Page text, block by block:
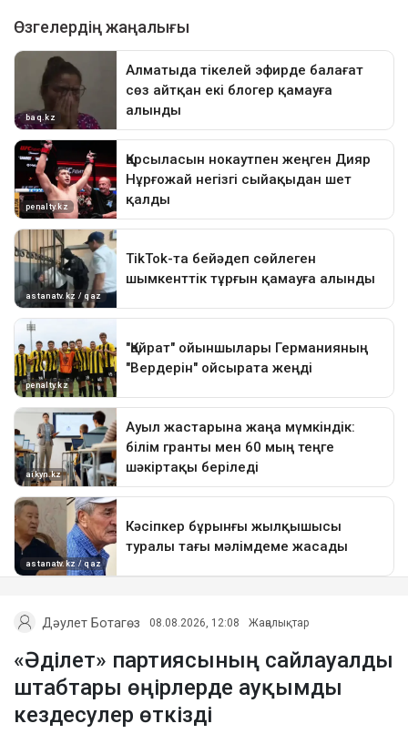
Дәулет Ботагөз 08.08.2026, 12:08 Жаңалықтар
«Әділет» партиясының сайлауалды
штабтары өңірлерде ауқымды
кездесулер өткізді